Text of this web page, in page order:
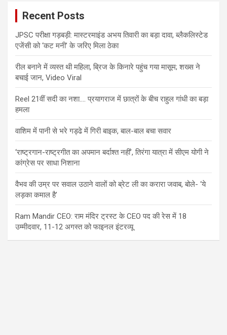
Recent Posts
JPSC परीक्षा गड़बड़ी: मास्टरमाइंड अभय तिवारी का बड़ा दावा, ब्लैकलिस्टेड
एजेंसी को ‘कट मनी’ के जरिए मिला ठेका
रील बनाने में व्यस्त थी महिला, ब्रिज के किनारे पहुंच गया मासूम; शख्स ने
बचाई जान, Video Viral
Reel 21वीं सदी का नशा…. प्रयागराज में छात्रों के बीच राहुल गांधी का बड़ा
हमला
वाशिम में पानी से भरे गड्ढे में गिरी बाइक, बाल-बाल बचा सवार
‘राष्ट्रगान-राष्ट्रगीत का अपमान बर्दाश्त नहीं’, तिरंगा यात्रा में सीएम योगी ने
कांग्रेस पर साधा निशाना
वैभव की उम्र पर सवाल उठाने वालों को ब्रेट ली का करारा जवाब, बोले- ‘ये
लड़का कमाल है’
Ram Mandir CEO: राम मंदिर ट्रस्ट के CEO पद की रेस में 18
उम्मीदवार, 11-12 अगस्त को फाइनल इंटरव्यू